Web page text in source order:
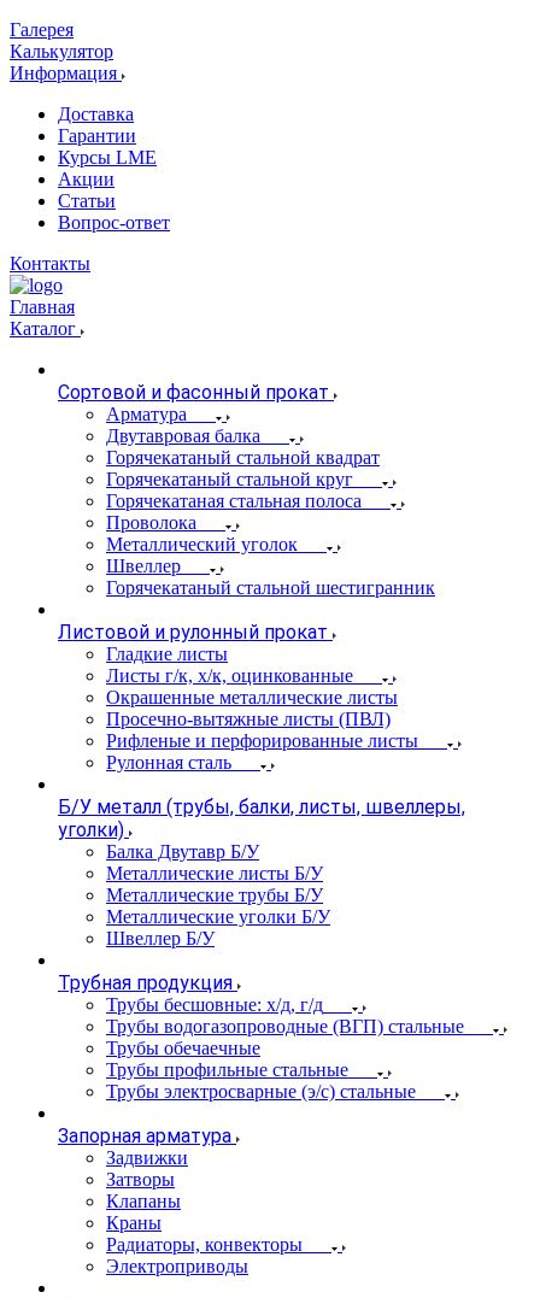
Галерея
Калькулятор
Информация
Доставка
Гарантии
Курсы LME
Акции
Статьи
Вопрос-ответ
Контакты
Главная
Каталог
Сортовой и фасонный прокат
Арматура
Двутавровая балка
Горячекатаный стальной квадрат
Горячекатаный стальной круг
Горячекатаная стальная полоса
Проволока
Металлический уголок
Швеллер
Горячекатаный стальной шестигранник
Листовой и рулонный прокат
Гладкие листы
Листы г/к, х/к, оцинкованные
Окрашенные металлические листы
Просечно-вытяжные листы (ПВЛ)
Рифленые и перфорированные листы
Рулонная сталь
Б/У металл (трубы, балки, листы, швеллеры,
уголки)
Балка Двутавр Б/У
Металлические листы Б/У
Металлические трубы Б/У
Металлические уголки Б/У
Швеллер Б/У
Трубная продукция
Трубы бесшовные: х/д, г/д
Трубы водогазопроводные (ВГП) стальные
Трубы обечаечные
Трубы профильные стальные
Трубы электросварные (э/с) стальные
Запорная арматура
Задвижки
Затворы
Клапаны
Краны
Радиаторы, конвекторы
Электроприводы